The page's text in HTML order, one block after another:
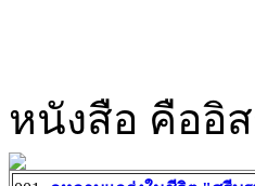
หนังสือ คืออิ